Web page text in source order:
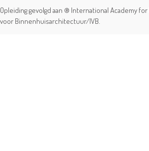
Opleiding gevolgd aan ® International Academy
voor Binnenhuisarchitectuur/IVB.